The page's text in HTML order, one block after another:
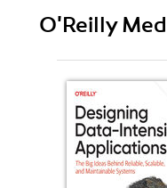
7. Whos to
10. The Second
11. The
12. Paradigm
13. Executive
14. Complex,
O'Reilly